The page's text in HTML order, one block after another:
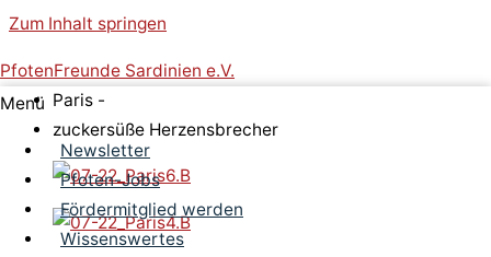
Zum Inhalt springen
PfotenFreunde Sardinien e.V.
Menü
Newsletter
Pfoten-Jobs
Fördermitglied werden
Wissenswertes
Paris -
zuckersüße Herzensbrecher